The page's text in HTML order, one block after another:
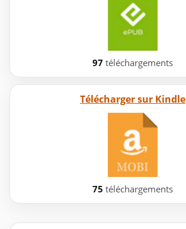
97 téléchargements
Télécharger sur Kindle
75 téléchargements